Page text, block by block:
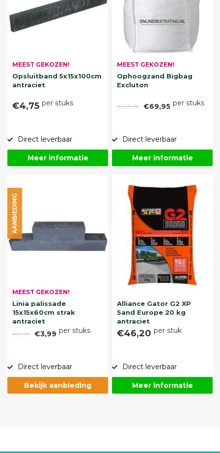
MEEST GEKOZEN!
Opsluitband 5x15x100cm
antraciet
€4,75 per stuks
Direct leverbaar
Meer informatie
MEEST GEKOZEN!
Ophoogzand Bigbag
Excluton
€89,95 €69,95 per stuks
Direct leverbaar
Meer informatie
MEEST GEKOZEN!
Linia palissade
15x15x60cm strak
antraciet
€5,75 €3,99 per stuks
AANBIEDING
Direct leverbaar
Bekijk aanbieding
Alliance Gator G2 XP
Sand Europe 20 kg
antraciet
€46,20 per stuk
Direct leverbaar
Meer informatie